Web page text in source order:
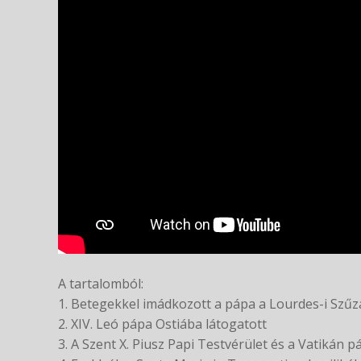
A tartalomból:
1. Betegekkel imádkozott a pápa a Lourdes-i
2. XIV. Leó pápa Ostiába látogatott
3. A Szent X. Piusz Papi Testvérület és a Vatikán